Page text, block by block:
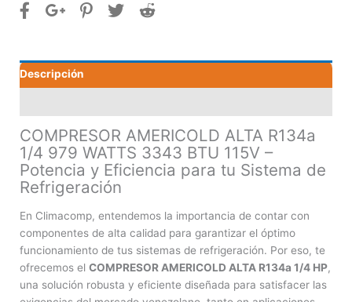
1/4
3343
BTU
Descripción
COMPRESOR AMERICOLD ALTA R134a
1/4 979 WATTS 3343 BTU 115V –
Potencia y Eficiencia para tu Sistema de
Refrigeración
En Climacomp, entendemos la importancia de contar con
componentes de alta calidad para garantizar el óptimo
funcionamiento de tus sistemas de refrigeración. Por eso, te
ofrecemos el COMPRESOR AMERICOLD ALTA R134a 1/4 HP,
una solución robusta y eficiente diseñada para satisfacer las